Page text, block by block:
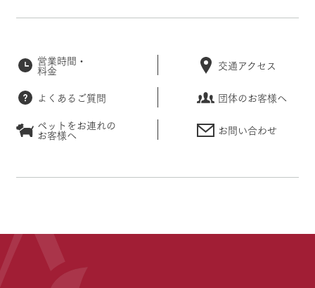
営業時間・
料金 交通アクセス
よくあるご質問
団体のお客様へ
ペットをお連れの
お客様へ お問い合わせ